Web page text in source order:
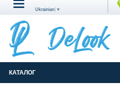
Ukrainian ▼
КАТАЛОГ